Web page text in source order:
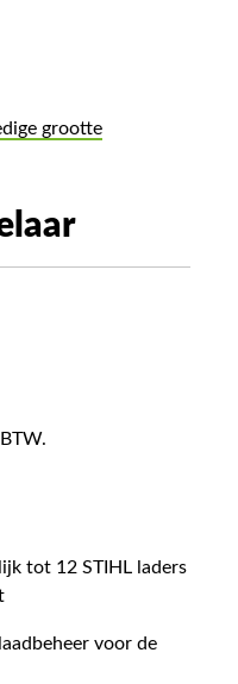
grootte
tot 12 STIHL laders
voor de